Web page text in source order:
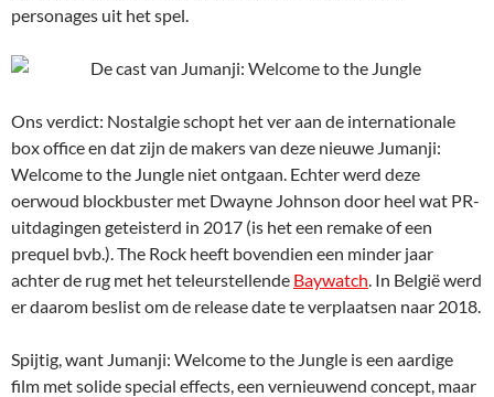
personages uit het spel.
Ons verdict: Nostalgie schopt het ver aan de internationale
box office en dat zijn de makers van deze nieuwe Jumanji:
Welcome to the Jungle niet ontgaan. Echter werd deze
oerwoud blockbuster met Dwayne Johnson door heel wat PR-
uitdagingen geteisterd in 2017 (is het een remake of een
prequel bvb.). The Rock heeft bovendien een minder jaar
achter de rug met het teleurstellende Baywatch. In België werd
er daarom beslist om de release date te verplaatsen naar 2018.
Spijtig, want Jumanji: Welcome to the Jungle is een aardige
film met solide special effects, een vernieuwend concept, maar